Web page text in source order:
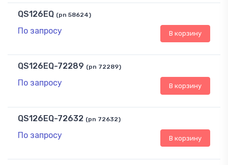
QS126EQ (pn 58624)
По запросу В корзину
QS126EQ-72289 (pn 72289)
По запросу В корзину
QS126EQ-72632 (pn 72632)
По запросу В корзину